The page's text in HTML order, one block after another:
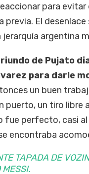
para
previa. El
argentina
de Pujato
para darle
un buen
puerto, un tiro libre
fue perfecto, casi
encontraba
TAPADA DE
MESSI.